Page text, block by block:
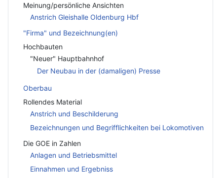
Meinung/persönliche Ansichten
Anstrich Gleishalle Oldenburg Hbf
"Firma" und Bezeichnung(en)
Hochbauten
"Neuer" Hauptbahnhof
Der Neubau in der (damaligen) Presse
Oberbau
Rollendes Material
Anstrich und Beschilderung
Bezeichnungen und Begrifflichkeiten bei Lokomotiven
Die GOE in Zahlen
Anlagen und Betriebsmittel
Einnahmen und Ergebniss